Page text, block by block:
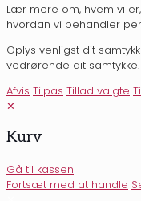
Lær mere om, hvem vi
hvordan vi behandler
Oplys venligst dit
vedrørende dit samtykke.
Afvis Tilpas Tillad valgte
✕
Kurv
Gå til kassen
Fortsæt med at handle